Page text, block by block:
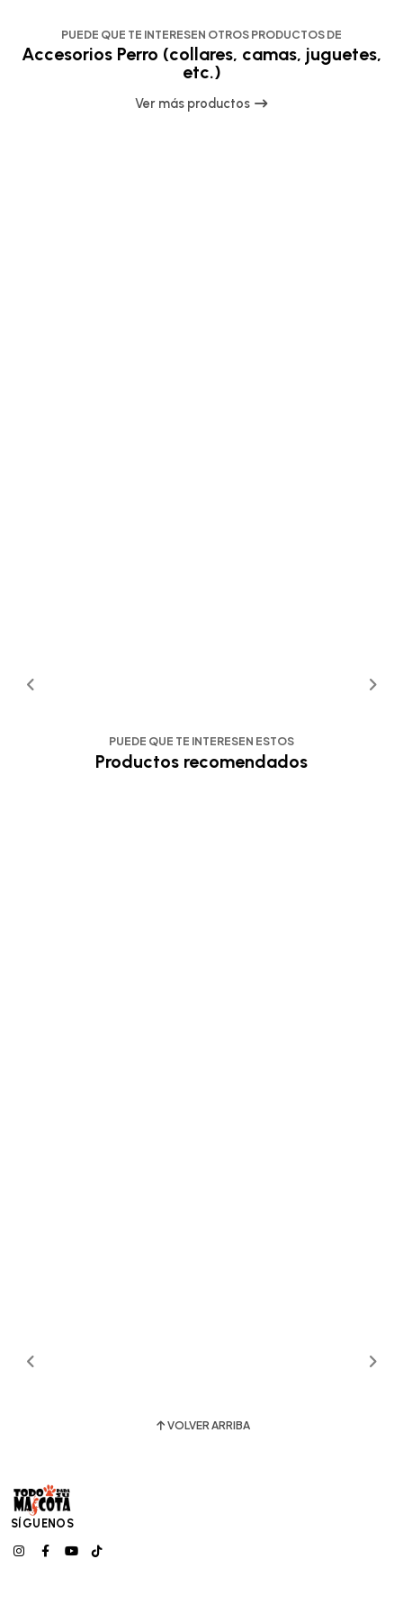
PUEDE QUE TE INTERESEN OTROS PRODUCTOS DE
Accesorios Perro (collares, camas, juguetes,
etc.)
Ver más productos
PUEDE QUE TE INTERESEN ESTOS
Productos recomendados
VOLVER ARRIBA
SÍGUENOS